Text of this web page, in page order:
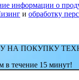
информации о
и обработку
НА ПОКУПКУ
в течение 15 минут!